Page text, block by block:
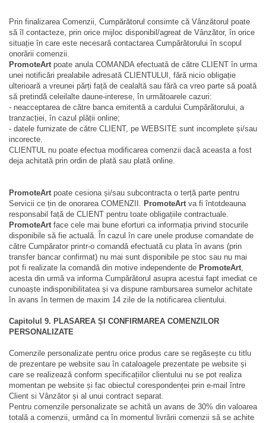
Prin finalizarea Comenzii, Cumpărătorul consimte că Vânzătorul poate
să îl contacteze, prin orice mijloc disponibil/agreat de Vânzător, în orice
situație în care este necesară contactarea Cumpărătorului în scopul
onorării comenzii.
PromoteArtpoate anula COMANDA efectuată de către CLIENT în urma
unei notificări prealabile adresată CLIENTULUI, fără nicio obligație
ulterioară a vreunei părți față de cealaltă sau fără ca vreo parte să poată
să pretindă celeilalte daune-interese, în următoarele cazuri:
- neacceptarea de către banca emitentă a cardului Cumpărătorului, a
tranzacției, în cazul plății online;
- datele furnizate de către CLIENT, pe WEBSITE sunt incomplete și/sau
incorecte.
CLIENTUL nu poate efectua modificarea comenzii dacă aceasta a fost
deja achitată prin ordin de plată sau plată online.
PromoteArtpoate cesiona și/sau subcontracta o terță parte pentru
Servicii ce țin de onorarea COMENZII. PromoteArtva fi întotdeauna
responsabil față de CLIENT pentru toate obligațiile contractuale.
PromoteArtface cele mai bune eforturi ca informația privind stocurile
disponibile să fie actuală. În cazul în care unele produse comandate de
către Cumpărator printr-o comandă efectuată cu plata în avans (prin
transfer bancar confirmat) nu mai sunt disponibile pe stoc sau nu mai
pot fi realizate la comandă din motive independente de PromoteArt,
acesta din urmă va informa Cumpărătorul asupra acestui fapt imediat ce
cunoaște indisponibilitatea și va dispune rambursarea sumelor achitate
în avans în termen de maxim 14 zile de la notificarea clientului.
Capitolul 9. PLASAREA ȘI CONFIRMAREA COMENZILOR
PERSONALIZATE
Comenzile personalizate pentru orice produs care se regăsește cu titlu
de prezentare pe website sau în cataloagele prezentate pe website și
care se realizează conform specificațiilor clientului nu se pot realiza
momentan pe website și fac obiectul corespondenței prin e-mail între
Client si Vânzător și al unui contract separat.
Pentru comenzile personalizate se achită un avans de 30% din valoarea
totală a comenzii, urmând ca în momentul livrării comenzii să se achite